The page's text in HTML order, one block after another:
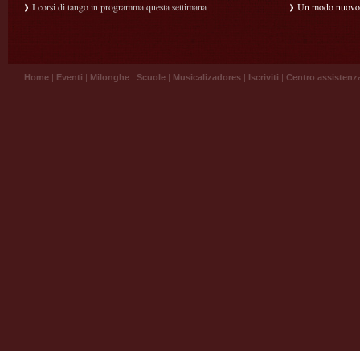
I corsi di tango in programma questa settimana
Un modo
Home | Eventi | Milonghe | Scuole | Musicalizadores | Iscriviti | Centro